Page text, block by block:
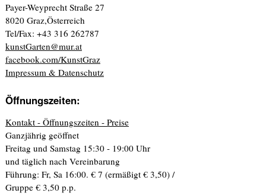
Payer-Weyprecht Straße 27
8020 Graz,Österreich
Tel/Fax: +43 316 262787
kunstGarten@mur.at
facebook.com/KunstGraz
Impressum & Datenschutz
Öffnungszeiten:
Kontakt - Öffnungszeiten - Preise
Ganzjährig geöffnet
Freitag und Samstag 15:30 - 19:00 Uhr
und täglich nach Vereinbarung
Führung: Fr, Sa 16:00. € 7 (ermäßigt € 3,50) /
Gruppe € 3,50 p.p.